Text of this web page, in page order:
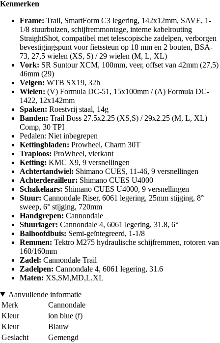
Kenmerken
Frame: Trail, SmartForm C3 legering, 142x12mm, SAVE, 1-
1/8 stuurbuizen, schijfremmontage, interne kabelrouting
StraightShot, compatibel met telescopische zadelpen, verborgen
bevestigingspunt voor fietssteun op 18 mm en 2 bouten, BSA-
73, 27,5 wielen (XS, S) / 29 wielen (M, L, XL)
Vork: SR Suntour XCM, 100mm, veer, offset van 42mm (27,5)
46mm (29)
Velgen: WTB SX19, 32h
Wielen: (V) Formula DC-51, 15x100mm / (A) Formula DC-
1422, 12x142mm
Spaken: Roestvrij staal, 14g
Banden: Trail Boss 27.5x2.25 (XS,S) / 29x2.25 (M, L, XL)
Comp, 30 TPI
Pedalen: Niet inbegrepen
Kettingbladen: Prowheel, Charm 30T
Traploos: ProWheel, vierkant
Ketting: KMC X9, 9 versnellingen
Achtertandwiel: Shimano CUES, 11-46, 9 versnellingen
Achterderailleur: Shimano CUES U4000
Schakelaars: Shimano CUES U4000, 9 versnellingen
Stuur: Cannondale Riser, 6061 legering, 25mm stijging, 8°
sweep, 6° stijging, 720mm
Handgrepen: Cannondale
Stuurlager: Cannondale 4, 6061 legering, 31.8, 6°
Balhoofdbuis: Semi-geïntegreerd, 1-1/8
Remmen: Tektro M275 hydraulische schijfremmen, rotoren van
160/160mm
Zadel: Cannondale Trail
Zadelpen: Cannondale 4, 6061 legering, 31.6
Maten: XS,SM,MD,L,XL
Aanvullende informatie
Merk
Cannondale
Kleur
ion blue (f)
Kleur
Blauw
Geslacht
Gemengd